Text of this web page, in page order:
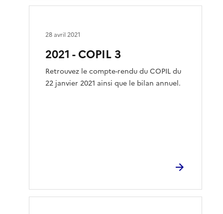
2021 - COPIL 3
Retrouvez le compte-rendu du COPIL du
22 janvier 2021 ainsi que le bilan annuel.
28 avril 2021